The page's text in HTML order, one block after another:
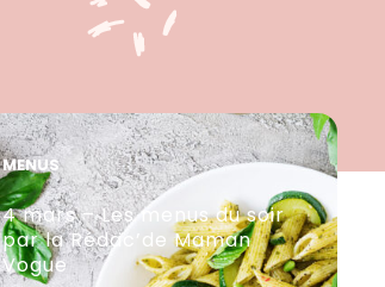
MENUS
4 mars – Les menus du soir
par la Rédac’de Maman
Vogue